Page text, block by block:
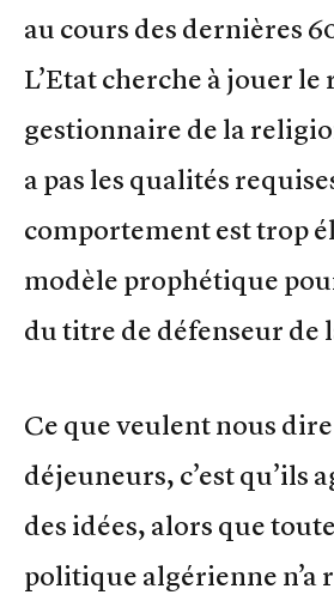
au cours des dernières
L’Etat cherche à jouer le
gestionnaire de la
a pas les qualités
comportement est trop
modèle prophétique
du titre de défenseur de
Ce que veulent nous dire
déjeuneurs, c’est qu’ils
des idées, alors que
politique algérienne n’a